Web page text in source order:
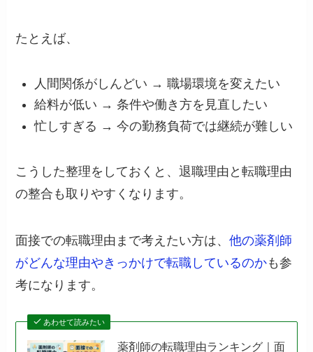
たとえば、
人間関係がしんどい → 職場環境を変えたい
給料が低い → 条件や働き方を見直したい
忙しすぎる → 今の勤務負荷では継続が難しい
こうした整理をしておくと、退職理由と転職理由
の整合も取りやすくなります。
面接での転職理由まで考えたい方は、他の薬剤師
がどんな理由やきっかけで転職しているのかも参
考になります。
あわせて読みたい
薬剤師の転職理由ランキング｜面